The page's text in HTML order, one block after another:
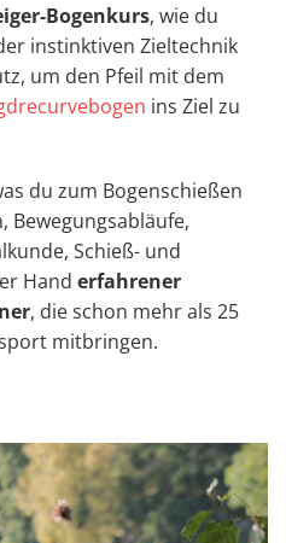
Bogenkurs, wie du
instinktiven Zieltechnik
um den Pfeil mit dem
ins Ziel zu
du zum Bogenschießen
Bewegungsabläufe,
Schieß- und
Hand erfahrener
, die schon mehr als 25
mitbringen.